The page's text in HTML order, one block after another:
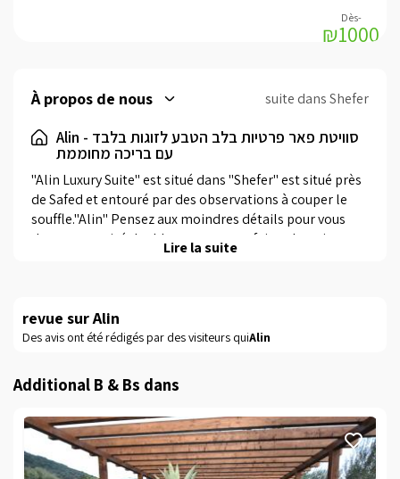
canaux + capacité d'enregistrement HD, un lecteur DVD,
Jacuzzi rectangulaire double salle à manger en bois,
four à micro-ondes, servant. Pour la communauté
synagogue près de l'auberge.
₪1000
À propos de nous suite dans Shefer
Alin - סוויטת פאר פרטיות בלב הטבע לזוגות בלבד
עם בריכה מחוממת
"Alin Luxury Suite" est situé dans "Shefer" est situé près
de Safed et entouré par des observations à couper le
souffle."Alin" Pensez aux moindres détails pour vous
donner un privé double vacances parfaites. La suite est
complètement privée, et quand nous disons que nous
dressent dans le paysage, une piscine chauffée et spa
jacuzzi privé dans votre propre parking privé à l'intimité
sur hypnotiquement et un grand balcon avec vue sur la
pastorale.
En suite
Lire la suite
revue sur Alin
Des avis ont été rédigés par des visiteurs quiAlin
Additional B & Bs dans